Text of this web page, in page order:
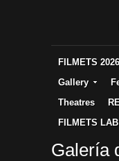
FILMETS 2026
Gallery
Theatres
FILMETS LAB
Galería